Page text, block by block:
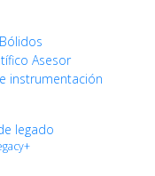
Asesor
instrumentación
legado